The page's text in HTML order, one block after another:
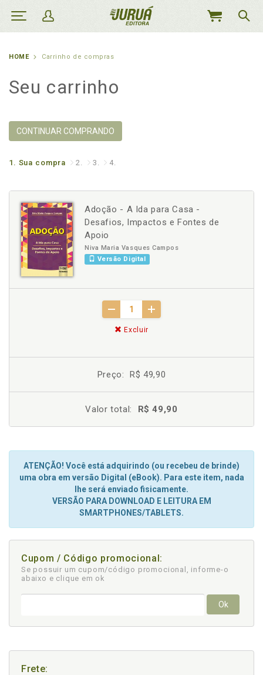
MEU
HOME Carrinho de compras
Seu carrinho
CONTINUAR COMPRANDO
1. Sua compra 2. 3. 4.
Adoção - A Ida para Casa -
Desafios, Impactos e Fontes de
Apoio
Niva Maria Vasques Campos
Versão Digital
Excluir
Preço: R$ 49,90
Valor total: R$ 49,90
ATENÇÃO! Você está adquirindo (ou recebeu de brinde)
uma obra em versão Digital (eBook). Para este item, nada
lhe será enviado fisicamente.
VERSÃO PARA DOWNLOAD E LEITURA EM
SMARTPHONES/TABLETS.
Cupom / Código promocional:
Se possuir um cupom/código promocional, informe-o
abaixo e clique em ok
Ok
Frete: